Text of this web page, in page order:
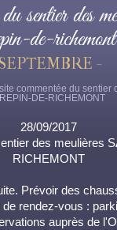
du sentier des
de-richemont
SEPTEMBRE -
commentée du sentier
DE-RICHEMONT
28/09/2017
des meulières
RICHEMONT
Prévoir des
rendez-vous :
auprès de